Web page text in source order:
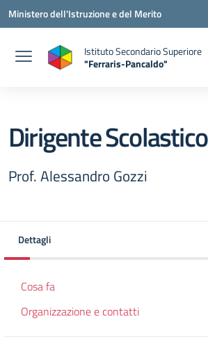
Vai ai contenuti
Vai al menu di navigazione
Vai al footer
Ministero dell'Istruzione e del Merito
Istituto Secondario Superiore
"Ferraris-Pancaldo"
Dirigente Scolastico
Prof. Alessandro Gozzi
Dettagli
Cosa fa
Organizzazione e contatti